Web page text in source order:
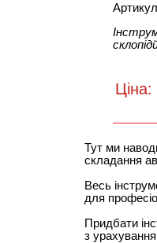
Ціна:
Тут ми
складання
Весь
для
Придбати
з